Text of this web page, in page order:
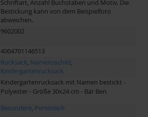
Schriftart, Anzahl Buchstaben und Motiv. Die
Bestickung kann von dem Beispielfoto
abweichen.
9602002
4004701146513
Rucksack, Namensschild,
Kindergartenrucksack
Kindergartenrucksack mit Namen bestickt -
Polyester - Größe 30x24 cm - Bär Ben
Besondere, Persönlich